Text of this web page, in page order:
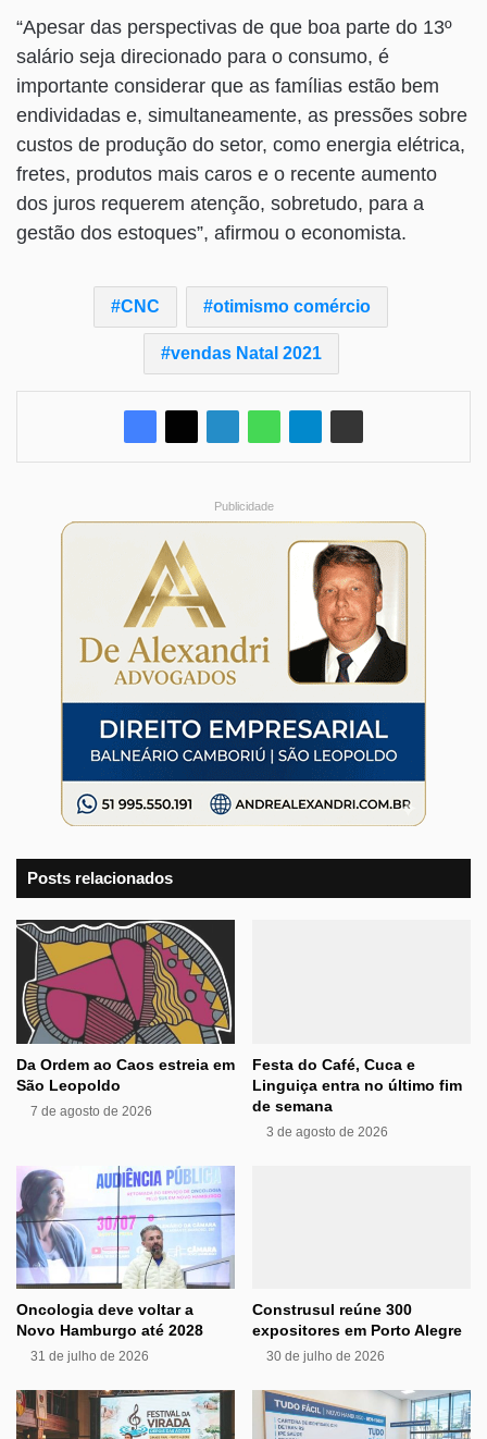
“Apesar das perspectivas de que boa parte do 13º
salário seja direcionado para o consumo, é
importante considerar que as famílias estão bem
endividadas e, simultaneamente, as pressões sobre
custos de produção do setor, como energia elétrica,
fretes, produtos mais caros e o recente aumento
dos juros requerem atenção, sobretudo, para a
gestão dos estoques”, afirmou o economista.
CNC otimismo comércio
vendas Natal 2021
Publicidade
Posts relacionados
Da Ordem ao Caos estreia em
São Leopoldo
7 de agosto de 2026
Festa do Café, Cuca e
Linguiça entra no último fim
de semana
3 de agosto de 2026
Oncologia deve voltar a
Novo Hamburgo até 2028
31 de julho de 2026
Construsul reúne 300
expositores em Porto Alegre
30 de julho de 2026